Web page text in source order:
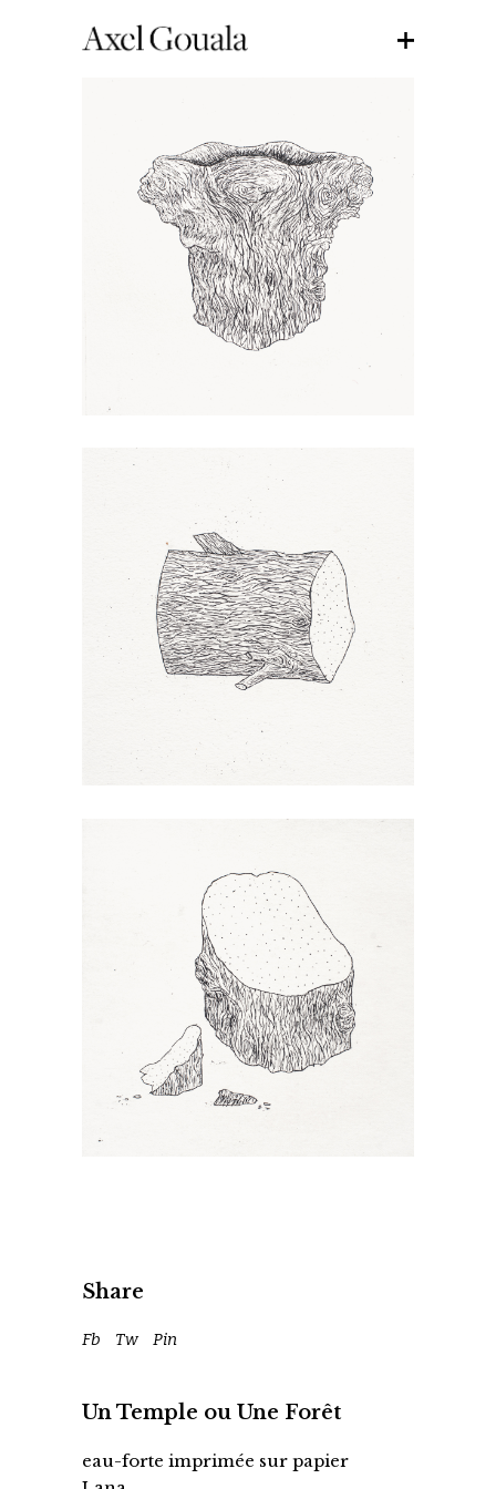
Un Temple ou Une Forêt
eau-forte imprimée sur papier
Share
Fb Tw Pin